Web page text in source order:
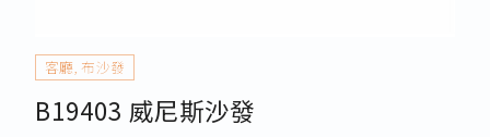
客廳,布沙發
B19403 威尼斯沙發